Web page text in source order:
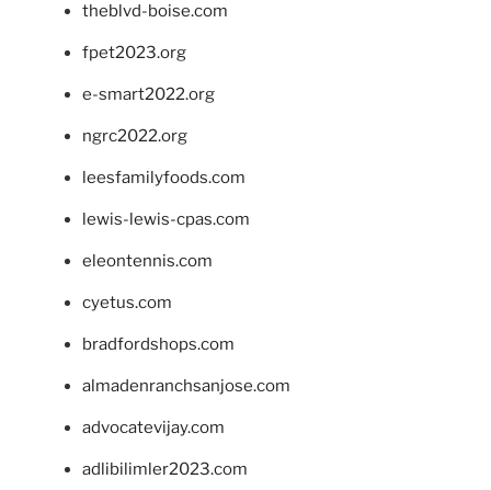
theblvd-boise.com
fpet2023.org
e-smart2022.org
ngrc2022.org
leesfamilyfoods.com
lewis-lewis-cpas.com
eleontennis.com
cyetus.com
bradfordshops.com
almadenranchsanjose.com
advocatevijay.com
adlibilimler2023.com